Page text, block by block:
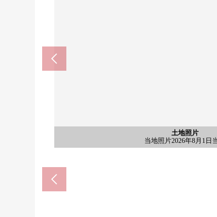
土地照片
当地照片2026年8月1日
全体区划图
土地照片
当地照片2026年8月1日
土地照片
当地照片2026年8月1日
土地照片
当地照片2026年8月1日
土地照片
当地照片2026年8月1日
土地照片
被敷地内拍摄南侧道路
含有前面道路的外观
当地周围照片
含有前面道路的外观
当地周围照片
土地照片
当地照片
土地照片
当地照片
土地照片
当地照片
大井小学(约960m)
大井中学(约930m)
龟久保区划调整纪念公园(
Welcia大井町中央商店(约
7-Eleven埼玉大井中央商店(
大井龟久保邮局(约
富士见野市大井综合性分所(
THE BIG-A大井龟久保商店(
龟久保中央公园(约
樱花诊所(约340m)
业务超市富士见野商店(约
AEON大井店(约
bibamoru埼玉大井(约